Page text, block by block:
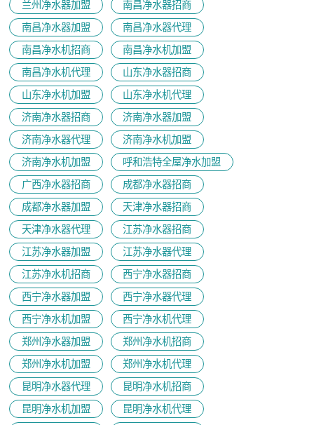
兰州净水器加盟
南昌净水器招商
南昌净水器加盟
南昌净水器代理
南昌净水机招商
南昌净水机加盟
南昌净水机代理
山东净水器招商
山东净水机加盟
山东净水机代理
济南净水器招商
济南净水器加盟
济南净水器代理
济南净水机加盟
济南净水机加盟
呼和浩特全屋净水加盟
广西净水器招商
成都净水器招商
成都净水器加盟
天津净水器招商
天津净水器代理
江苏净水器招商
江苏净水器加盟
江苏净水器代理
江苏净水机招商
西宁净水器招商
西宁净水器加盟
西宁净水器代理
西宁净水机加盟
西宁净水机代理
郑州净水器加盟
郑州净水机招商
郑州净水机加盟
郑州净水机代理
昆明净水器代理
昆明净水机招商
昆明净水机加盟
昆明净水机代理